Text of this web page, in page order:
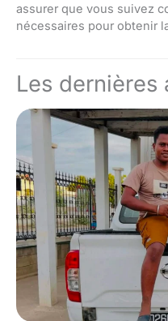
assurer que vous suivez
nécessaires pour obtenir
Les dernières